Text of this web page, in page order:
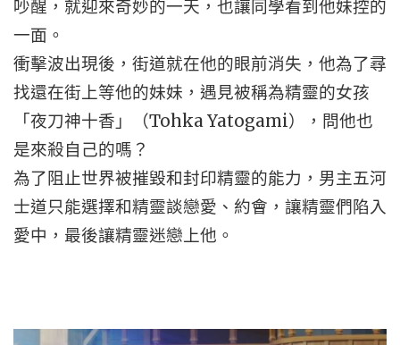
吵醒，就迎來奇妙的一天，也讓同學看到他妹控的
一面。
衝擊波出現後，街道就在他的眼前消失，他為了尋
找還在街上等他的妹妹，遇見被稱為精靈的女孩
「夜刀神十香」（Tohka Yatogami），問他也
是來殺自己的嗎？
為了阻止世界被摧毀和封印精靈的能力，男主五河
士道只能選擇和精靈談戀愛、約會，讓精靈們陷入
愛中，最後讓精靈迷戀上他。